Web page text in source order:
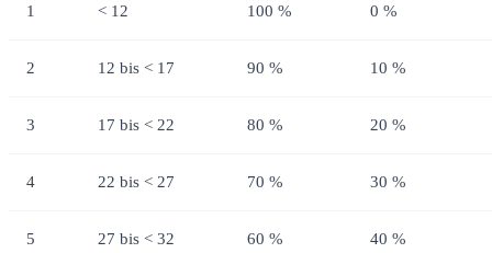
1 < 12 100 % 0 %
2 12 bis < 17 90 % 10 %
3 17 bis < 22 80 % 20 %
4 22 bis < 27 70 % 30 %
5 27 bis < 32 60 % 40 %